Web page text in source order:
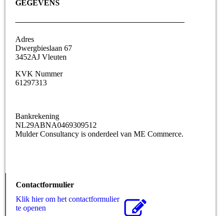
GEGEVENS
Adres
Dwergbieslaan 67
3452AJ Vleuten
KVK Nummer
61297313
Bankrekening
NL29ABNA0469309512
Mulder Consultancy is onderdeel van ME Commerce.
Contactformulier
Klik hier om het contactformulier
te openen